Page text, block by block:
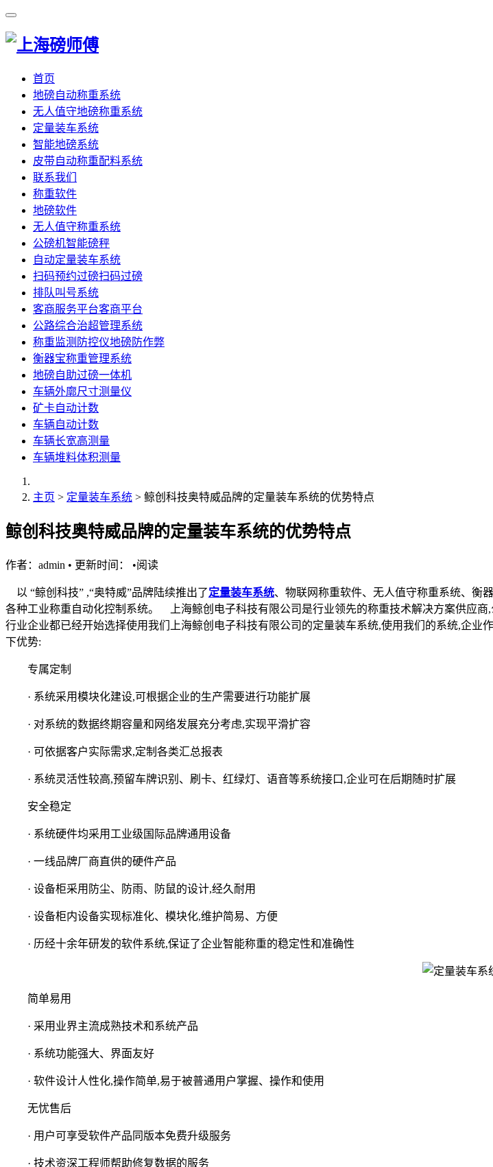
首页
地磅自动称重系统
无人值守地磅称重系统
定量装车系统
智能地磅系统
皮带自动称重配料系统
联系我们
称重软件
地磅软件
无人值守称重系统
公磅机智能磅秤
自动定量装车系统
扫码预约过磅扫码过磅
排队叫号系统
客商服务平台客商平台
公路综合治超管理系统
称重监测防控仪地磅防作弊
衡器宝称重管理系统
地磅自助过磅一体机
车辆外廓尺寸测量仪
矿卡自动计数
车辆自动计数
车辆长宽高测量
车辆堆料体积测量
主页 > 定量装车系统 > 鲸创科技奥特威品牌的定量装车系统的优势特点
鲸创科技奥特威品牌的定量装车系统的优势特点
作者：admin • 更新时间： •阅读
以 “鲸创科技” ,“奥特威”品牌陆续推出了定量装车系统、物联网称重软件、无人值守称重系统、衡
各种工业称重自动化控制系统。 上海鲸创电子科技有限公司是行业领先的称重技术解决方案供应
行业企业都已经开始选择使用我们上海鲸创电子科技有限公司的定量装车系统,使用我们的系统,企
下优势:
专属定制
· 系统采用模块化建设,可根据企业的生产需要进行功能扩展
· 对系统的数据终期容量和网络发展充分考虑,实现平滑扩容
· 可依据客户实际需求,定制各类汇总报表
· 系统灵活性较高,预留车牌识别、刷卡、红绿灯、语音等系统接口,企业可在后期随时扩展
安全稳定
· 系统硬件均采用工业级国际品牌通用设备
· 一线品牌厂商直供的硬件产品
· 设备柜采用防尘、防雨、防鼠的设计,经久耐用
· 设备柜内设备实现标准化、模块化,维护简易、方便
· 历经十余年研发的软件系统,保证了企业智能称重的稳定性和准确性
简单易用
· 采用业界主流成熟技术和系统产品
· 系统功能强大、界面友好
· 软件设计人性化,操作简单,易于被普通用户掌握、操作和使用
无忧售后
· 用户可享受软件产品同版本免费升级服务
· 技术资深工程师帮助修复数据的服务